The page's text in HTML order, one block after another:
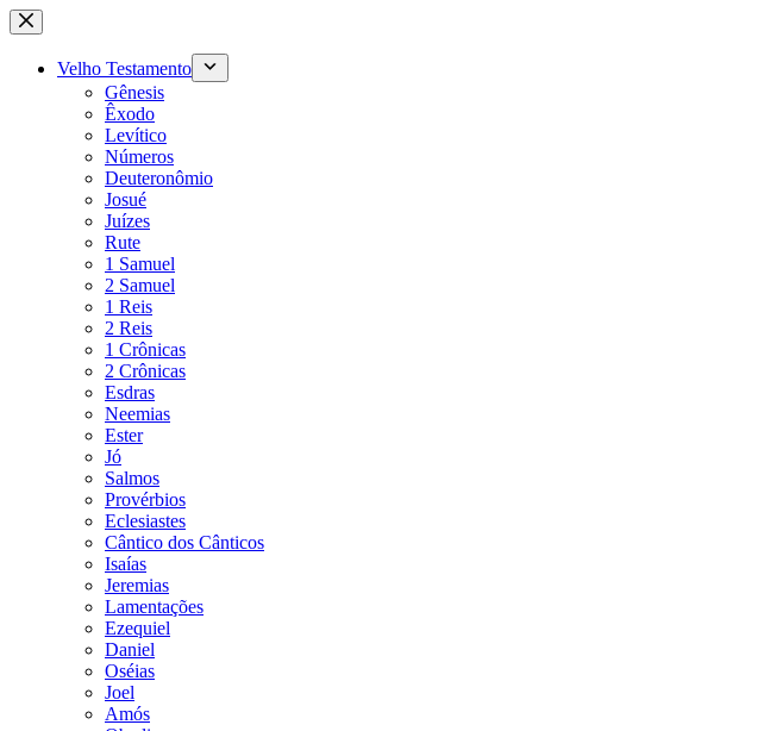
Pular
para
conteúdo
Velho Testamento
Gênesis
Êxodo
Levítico
Números
Deuteronômio
Josué
Juízes
Rute
1 Samuel
2 Samuel
1 Reis
2 Reis
1 Crônicas
2 Crônicas
Esdras
Neemias
Ester
Jó
Salmos
Provérbios
Eclesiastes
Cântico dos Cânticos
Isaías
Jeremias
Lamentações
Ezequiel
Daniel
Oséias
Joel
Amós